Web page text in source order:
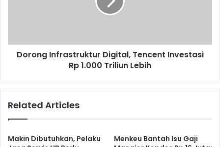
Lebih
Dorong Infrastruktur Digital, Tencent Investasi
Rp 1.000 Triliun Lebih
Related Articles
Makin Dibutuhkan, Pelaku
Menkeu Bantah Isu Gaji